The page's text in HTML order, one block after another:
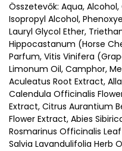
Összetevők: Aqua,
Isopropyl Alcohol,
Lauryl Glycol Ether,
Hippocastanum (Horse
Parfum, Vitis Vinifera
Limonum Oil, Camphor,
Aculeatus Root Extract,
Calendula Officinalis
Extract, Citrus Aurantium
Flower Extract, Abies
Rosmarinus Officinalis
Salvia Lavandulifolia Herb